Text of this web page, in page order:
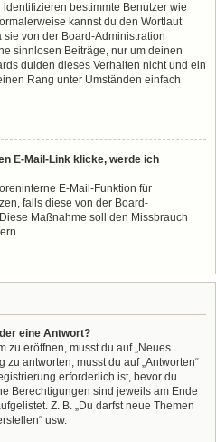
bestimmte Benutzer wie
kannst du den Wortlaut
von der Board-Administration
sinnlosen Beiträge, nur um deinen
dulden dieses Verhalten nicht und ein
Rang unter Umständen einfach
E-Mail-Link klicke, werde ich
E-Mail-Funktion für
falls diese von der Board-
Maßnahme soll den Missbrauch
eine Antwort?
zu eröffnen, musst du auf „Neues
zu antworten, musst du auf „Antworten“
erforderlich ist, bevor du
Berechtigungen sind jeweils am Ende
Z. B. „Du darfst neue Themen
usw.